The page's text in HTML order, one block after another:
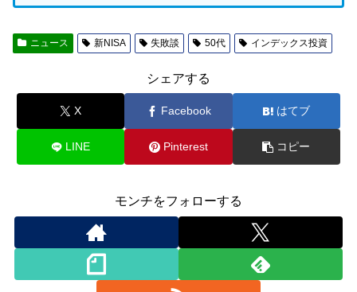
ニュース 新NISA 失敗談 50代 インデックス投資
シェアする
X Facebook はてブ
LINE Pinterest コピー
モンチをフォローする